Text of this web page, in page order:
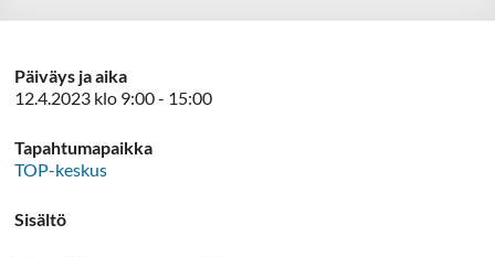
Päiväys ja aika
12.4.2023 klo 9:00 - 15:00
Tapahtumapaikka
TOP-keskus
Sisältö